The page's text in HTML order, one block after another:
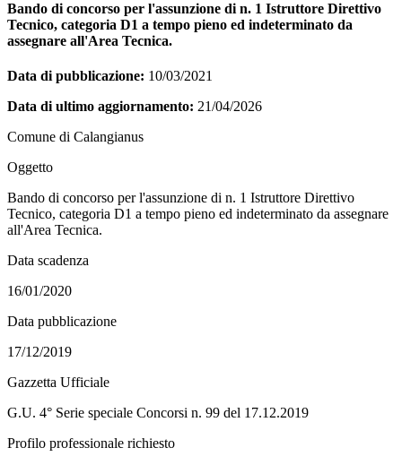
Bando di concorso per l'assunzione di n. 1 Istruttore Direttivo
Tecnico, categoria D1 a tempo pieno ed indeterminato da
assegnare all'Area Tecnica.
Data di pubblicazione: 10/03/2021
Data di ultimo aggiornamento: 21/04/2026
Comune di Calangianus
Oggetto
Bando di concorso per l'assunzione di n. 1 Istruttore Direttivo
Tecnico, categoria D1 a tempo pieno ed indeterminato da assegnare
all'Area Tecnica.
Data scadenza
16/01/2020
Data pubblicazione
17/12/2019
Gazzetta Ufficiale
G.U. 4° Serie speciale Concorsi n. 99 del 17.12.2019
Profilo professionale richiesto